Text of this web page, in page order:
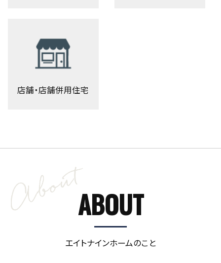
店舗・店舗併用住宅
ABOUT
エイトナインホームのこと